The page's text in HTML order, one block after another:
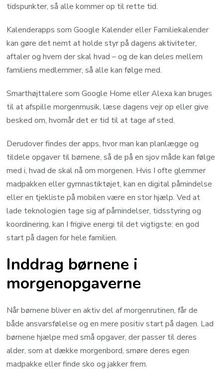
tidspunkter, så alle kommer op til rette tid.
Kalenderapps som Google Kalender eller Familiekalender
kan gøre det nemt at holde styr på dagens aktiviteter,
aftaler og hvem der skal hvad – og de kan deles mellem
familiens medlemmer, så alle kan følge med.
Smarthøjttalere som Google Home eller Alexa kan bruges
til at afspille morgenmusik, læse dagens vejr op eller give
besked om, hvornår det er tid til at tage af sted.
Derudover findes der apps, hvor man kan planlægge og
tildele opgaver til børnene, så de på en sjov måde kan følge
med i, hvad de skal nå om morgenen. Hvis I ofte glemmer
madpakken eller gymnastiktøjet, kan en digital påmindelse
eller en tjekliste på mobilen være en stor hjælp. Ved at
lade teknologien tage sig af påmindelser, tidsstyring og
koordinering, kan I frigive energi til det vigtigste: en god
start på dagen for hele familien.
Inddrag børnene i
morgenopgaverne
Når børnene bliver en aktiv del af morgenrutinen, får de
både ansvarsfølelse og en mere positiv start på dagen. Lad
børnene hjælpe med små opgaver, der passer til deres
alder, som at dække morgenbord, smøre deres egen
madpakke eller finde sko og jakker frem.